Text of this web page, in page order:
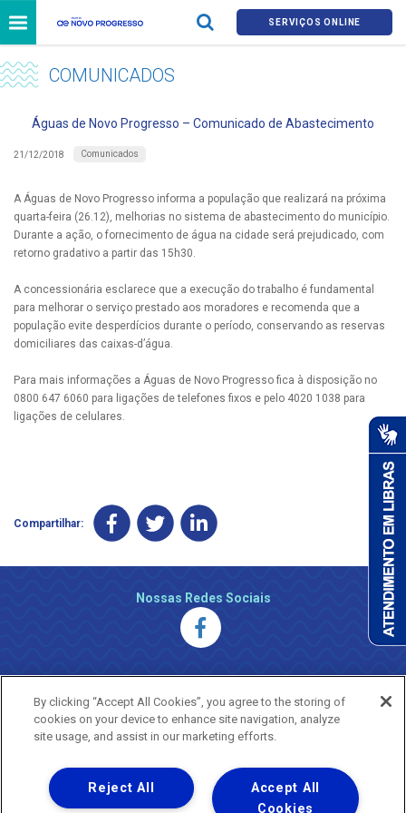
SERVIÇOS ONLINE
COMUNICADOS
Águas de Novo Progresso – Comunicado de Abastecimento
21/12/2018 Comunicados
A Águas de Novo Progresso informa a população que realizará na próxima
quarta-feira (26.12), melhorias no sistema de abastecimento do município.
Durante a ação, o fornecimento de água na cidade será prejudicado, com
retorno gradativo a partir das 15h30.
A concessionária esclarece que a execução do trabalho é fundamental
para melhorar o serviço prestado aos moradores e recomenda que a
população evite desperdícios durante o período, conservando as reservas
domiciliares das caixas-d’água.
Para mais informações a Águas de Novo Progresso fica à disposição no
0800 647 6060 para ligações de telefones fixos e pelo 4020 1038 para
ligações de celulares.
Compartilhar:
Nossas Redes Sociais
Uma empresa
Copyright ® 2026 - Todos os Direitos Reservados.
By clicking “Accept All Cookies”, you agree to the storing of
cookies on your device to enhance site navigation, analyze
site usage, and assist in our marketing efforts.
Accept All
Cookies
Reject All